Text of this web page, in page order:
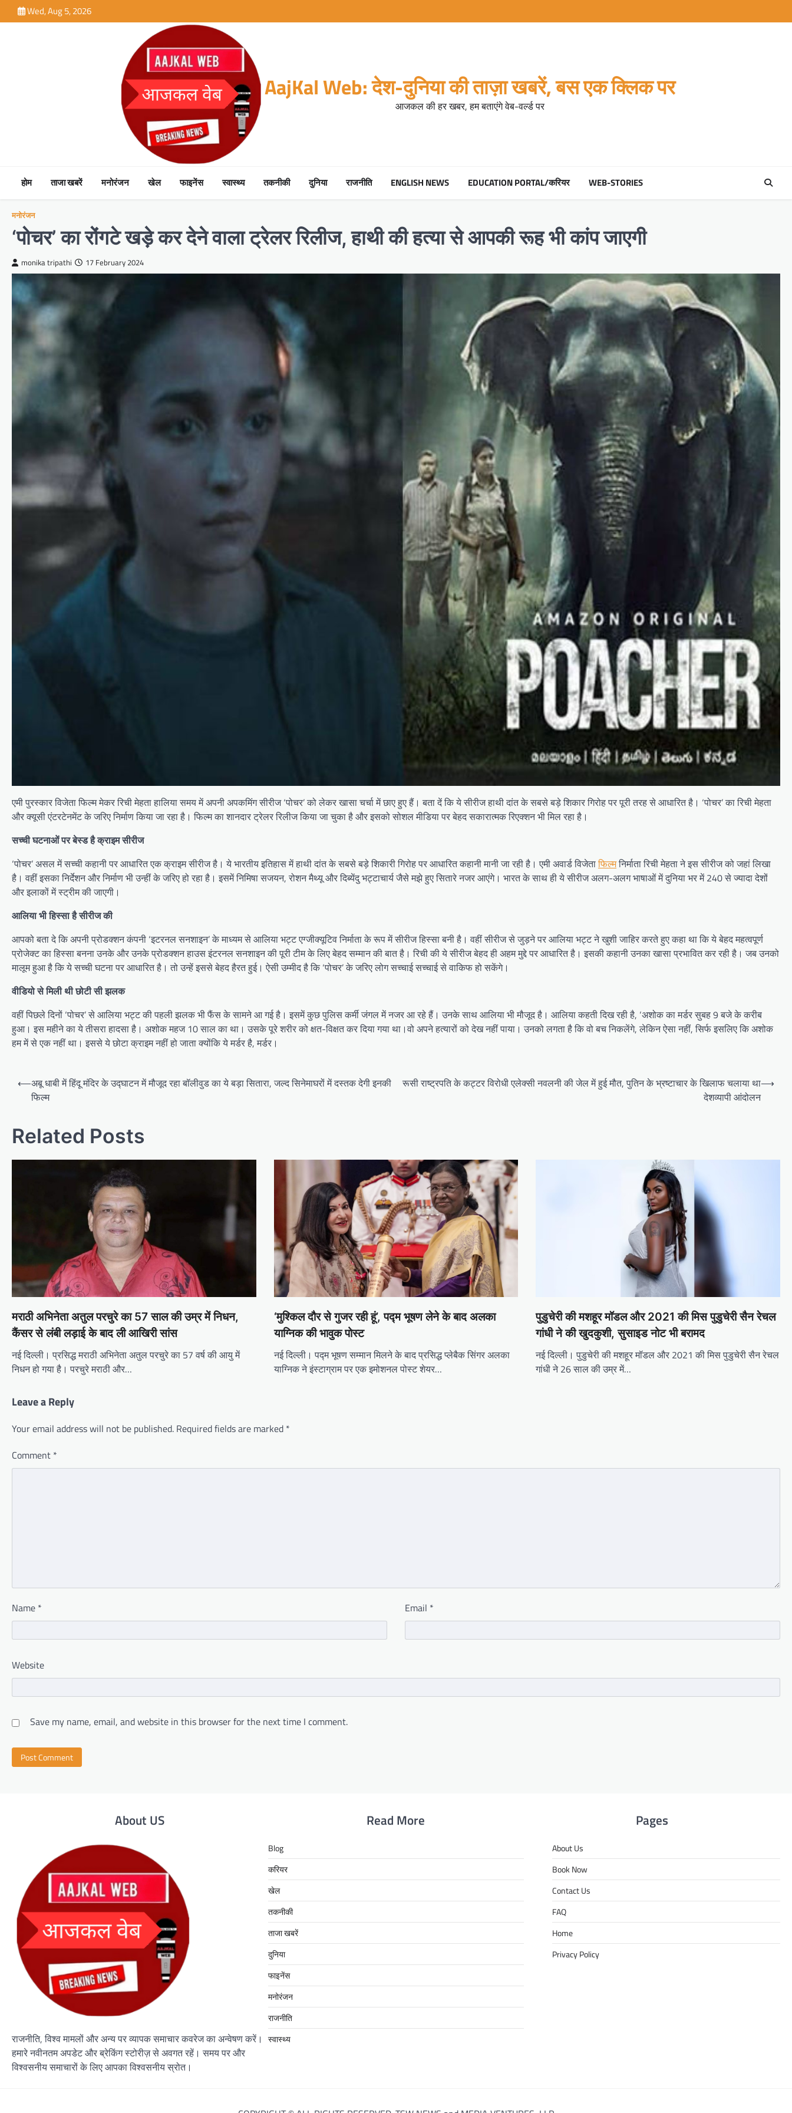
to
Wed, Aug 5, 2026
AajKal Web: देश-दुनिया की ताज़ा खबरें, बस एक क्लिक पर
आजकल की हर खबर, हम बताएंगे वेब-वर्ल्ड पर
होम ताजा खबरें मनोरंजन खेल फाइनेंस स्वास्थ्य तकनीकी दुनिया राजनीति ENGLISH NEWS EDUCATION PORTAL/करियर WEB-STORIES
मनोरंजन
‘पोचर’ का रोंगटे खड़े कर देने वाला ट्रेलर रिलीज, हाथी की हत्या से आपकी रूह भी कांप जाएगी
monika tripathi 17 February 2024
एमी पुरस्कार विजेता फिल्म मेकर रिची मेहता हालिया समय में अपनी अपकमिंग सीरीज ‘पोचर’ को लेकर खासा चर्चा में छाए हुए हैं। बता दें कि ये सीरीज हाथी दांत के सबसे बड़े शिकार गिरोह पर पूरी तरह से आधारित है। ‘पोचर’ का रिची मेहता
और क्यूसी एंटरटेनमेंट के जरिए निर्माण किया जा रहा है। फिल्म का शानदार ट्रेलर रिलीज किया जा चुका है और इसको सोशल मीडिया पर बेहद सकारात्मक रिएक्शन भी मिल रहा है।
सच्ची घटनाओं पर बेस्ड है क्राइम सीरीज
‘पोचर’ असल में सच्ची कहानी पर आधारित एक क्राइम सीरीज है। ये भारतीय इतिहास में हाथी दांत के सबसे बड़े शिकारी गिरोह पर आधारित कहानी मानी जा रही है। एमी अवार्ड विजेताफिल्मनिर्माता रिची मेहता ने इस सीरीज को जहां लिखा
है। वहीं इसका निर्देशन और निर्माण भी उन्हीं के जरिए हो रहा है। इसमें निमिषा सजयन, रोशन मैथ्यू और दिब्येंदु भट्टाचार्य जैसे मझे हुए सितारे नजर आएंगे। भारत के साथ ही ये सीरीज अलग-अलग भाषाओं में दुनिया भर में 240 से ज्यादा देशों
और इलाकों में स्ट्रीम की जाएगी।
आलिया भी हिस्सा है सीरीज की
आपको बता दे कि अपनी प्रोडक्शन कंपनी ‘इटरनल सनशाइन’ के माध्यम से आलिया भट्ट एग्जीक्यूटिव निर्माता के रूप में सीरीज हिस्सा बनी है। वहीं सीरीज से जुड़ने पर आलिया भट्ट ने खुशी जाहिर करते हुए कहा था कि ये बेहद महत्वपूर्ण
प्रोजेक्ट का हिस्सा बनना उनके और उनके प्रोडक्शन हाउस इंटरनल सनशाइन की पूरी टीम के लिए बेहद सम्मान की बात है। रिची की ये सीरीज बेहद ही अहम मुद्दे पर आधारित है। इसकी कहानी उनका खासा प्रभावित कर रही है। जब उनको
मालूम हुआ है कि ये सच्ची घटना पर आधारित है। तो उन्हें इससे बेहद हैरत हुई। ऐसी उम्मीद है कि ‘पोचर’ के जरिए लोग सच्चाई सच्चाई से वाकिफ हो सकेंगे।
वीडियो से मिली थी छोटी सी झलक
वहीं पिछले दिनों ‘पोचर’ से आलिया भट्ट की पहली झलक भी फैंस के सामने आ गई है। इसमें कुछ पुलिस कर्मी जंगल में नजर आ रहे हैं। उनके साथ आलिया भी मौजूद है। आलिया कहती दिख रही है, ‘अशोक का मर्डर सुबह 9 बजे के करीब
हुआ। इस महीने का ये तीसरा हादसा है। अशोक महज 10 साल का था। उसके पूरे शरीर को क्षत-विक्षत कर दिया गया था।वो अपने हत्यारों को देख नहीं पाया। उनको लगता है कि वो बच निकलेंगे, लेकिन ऐसा नहीं, सिर्फ इसलिए कि अशोक
हम में से एक नहीं था। इससे ये छोटा क्राइम नहीं हो जाता क्योंकि ये मर्डर है, मर्डर।
Post
navigation
⟵अबू धाबी में हिंदू मंदिर के उद्घाटन में मौजूद रहा बॉलीवुड का ये बड़ा सितारा, जल्द सिनेमाघरों में दस्तक देगी इनकी
फिल्म
रूसी राष्ट्रपति के कट्टर विरोधी एलेक्सी नवलनी की जेल में हुई मौत, पुतिन के भ्रष्टाचार के खिलाफ चलाया था
देशव्यापी आंदोलन
⟶
Related Posts
मराठी अभिनेता अतुल परचुरे का 57 साल की उम्र में निधन,
कैंसर से लंबी लड़ाई के बाद ली आखिरी सांस
नई दिल्ली। प्रसिद्ध मराठी अभिनेता अतुल परचुरे का 57 वर्ष की आयु में
निधन हो गया है। परचुरे मराठी और…
‘मुश्किल दौर से गुजर रही हूं’, पद्म भूषण लेने के बाद अलका
याग्निक की भावुक पोस्ट
नई दिल्ली। पद्म भूषण सम्मान मिलने के बाद प्रसिद्ध प्लेबैक सिंगर अलका
याग्निक ने इंस्टाग्राम पर एक इमोशनल पोस्ट शेयर…
पुडुचेरी की मशहूर मॉडल और 2021 की मिस पुडुचेरी सैन रेचल
गांधी ने की खुदकुशी, सुसाइड नोट भी बरामद
नई दिल्ली। पुडुचेरी की मशहूर मॉडल और 2021 की मिस पुडुचेरी सैन रेचल
गांधी ने 26 साल की उम्र में…
Leave a Reply
Your email address will not be published. Required fields are marked *
Comment *
Name * Email *
Website
Save my name, email, and website in this browser for the next time I comment.
About US
राजनीति, विश्व मामलों और अन्य पर व्यापक समाचार कवरेज का अन्वेषण करें।
हमारे नवीनतम अपडेट और ब्रेकिंग स्टोरीज़ से अवगत रहें। समय पर और
विश्वसनीय समाचारों के लिए आपका विश्वसनीय स्रोत।
Read More
Blog
करियर
खेल
तकनीकी
ताजा खबरें
दुनिया
फाइनेंस
मनोरंजन
राजनीति
स्वास्थ्य
Pages
About Us
Book Now
Contact Us
FAQ
Home
Privacy Policy